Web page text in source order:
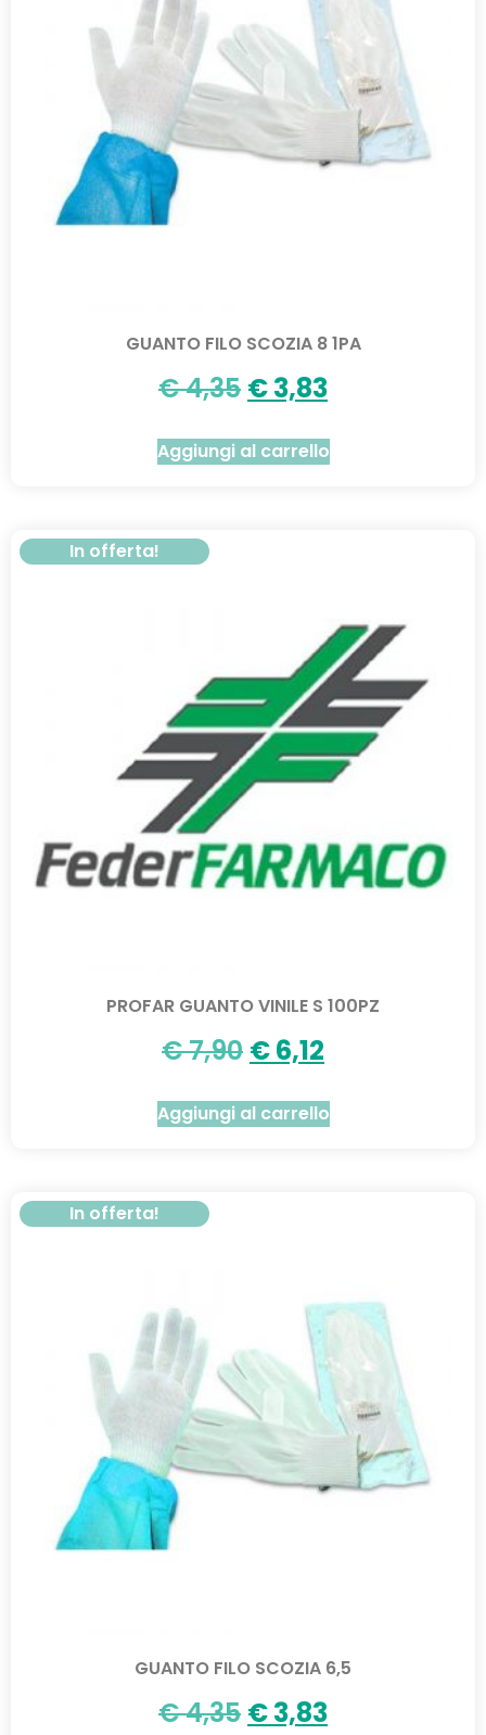
GUANTO FILO SCOZIA 8 1PA
€4,35 €3,83
Aggiungi al carrello
In offerta!
PROFAR GUANTO VINILE S 100PZ
€7,90 €6,12
Aggiungi al carrello
In offerta!
GUANTO FILO SCOZIA 6,5
€4,35 €3,83